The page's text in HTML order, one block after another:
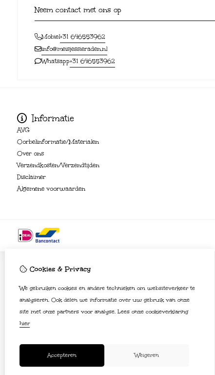
Neem contact met ons op
Mobiel+31 646553962
info@meisjessieraden.nl
Whatsapp+31 646553962
Informatie
AVG
Oorbelinformatie/Materialen
Over ons
Verzendkosten/Verzendtijden
Disclaimer
Algemene voorwaarden
Cookies & Privacy
We gebruiken cookies en andere technieken om websiteverkeer te
analyseren. Ook delen we informatie over uw gebruik van onze
site met onze partners voor analyse. Lees onze cookieverklaring
hier
Accepteren Weigeren